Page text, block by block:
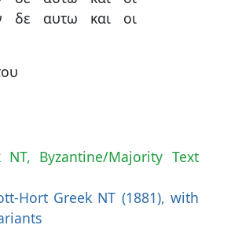
δε
αυτω
και
οι
NT, Byzantine/Majority Text
Hort Greek NT (1881), with